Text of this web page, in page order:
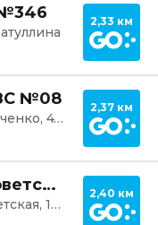
2,33 км
№08
г. Альметьевск, ул. Шевченко, 47А
2,37 км
Irbis / АЗС №-Ф Советская
г. Альметьевск, ул. Советская, 182/3
2,40 км